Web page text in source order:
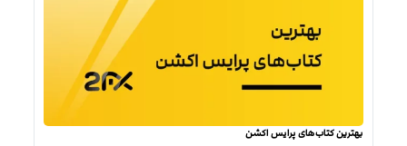
بهترین کتاب‌‌های پرایس اکشن